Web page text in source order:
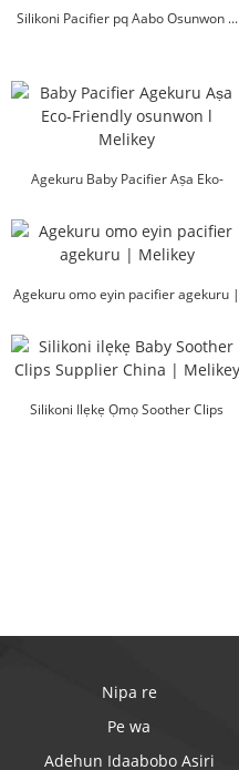
Silikoni Pacifier pq Aabo Osunwon ...
Agekuru Baby Pacifier Aṣa Eko-
Agekuru omo eyin pacifier agekuru |
Silikoni Ilẹkẹ Ọmọ Soother Clips
Nipa re
Pe wa
Adehun Idaabobo Asiri